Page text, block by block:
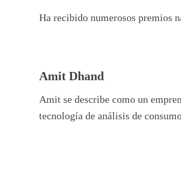
Ha recibido numerosos premios
Amit Dhand
Amit se describe como un
tecnología de análisis de